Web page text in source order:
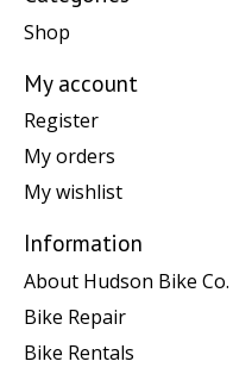
Shop
My account
Register
My orders
My wishlist
Information
About Hudson Bike Co.
Bike Repair
Bike Rentals